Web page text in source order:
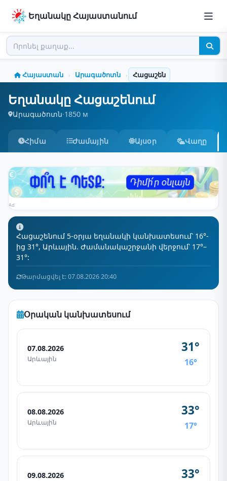
Եղանակը Հայաստանում
Հայաստան › Արագածոտն › Հացաշեն
Եղանակը Հացաշենում
Արագածոտն·1850 м
Հիմա Ժամային Այսօր Վաղը
Ad
Հացաշենում 5-օրյա եղանակի կանխատեսում՝ 16°-
ից 31°, Արևային. Ժամանակաշրջանի վերջում՝ 17°–
31°:
Թարմացվել է: 07.08.2026 20:40
Օրական կանխատեսում
07.08.2026
Արևային
31°
16°
08.08.2026
Արևային
33°
17°
09.08.2026 33°